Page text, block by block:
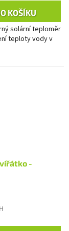
KOŠÍKU
solární teploměr
teploty vody v
-